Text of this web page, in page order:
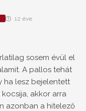
12 éve
sosem évül el
A pallos tehát
ha lesz bejelentett
akkor arra
azonban a hitelező